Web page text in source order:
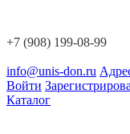
+7 (908) 199-08-99
info@unis-don.ru
Войти
Каталог